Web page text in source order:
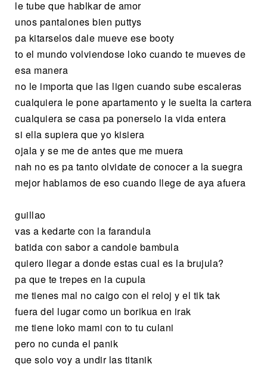
le tube que hablkar de amor
unos pantalones bien puttys
pa kitarselos dale mueve ese booty
to el mundo volviendose loko cuando te mueves de
esa manera
no le importa que las ligen cuando sube escaleras
cualquiera le pone apartamento y le suelta la cartera
cualquiera se casa pa ponerselo la vida entera
si ella supiera que yo kisiera
ojala y se me de antes que me muera
nah no es pa tanto olvidate de conocer a la suegra
mejor hablamos de eso cuando llege de aya afuera
guillao
vas a kedarte con la farandula
batida con sabor a candole bambula
quiero llegar a donde estas cual es la brujula?
pa que te trepes en la cupula
me tienes mal no caigo con el reloj y el tik tak
fuera del lugar como un borikua en irak
me tiene loko mami con to tu culani
pero no cunda el panik
que solo voy a undir las titanik